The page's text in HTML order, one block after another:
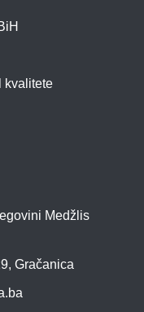
kvalitete
Medžlis
Gračanica